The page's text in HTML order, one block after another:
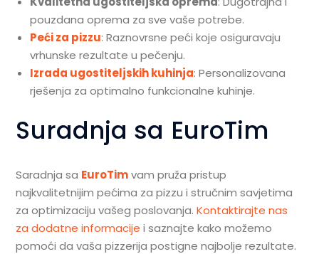
pouzdana oprema za sve vaše potrebe.
Peći za pizzu: Raznovrsne peći koje osiguravaju
vrhunske rezultate u pečenju.
Izrada ugostiteljskih kuhinja: Personalizovana
rješenja za optimalno funkcionalne kuhinje.
Suradnja sa EuroTim
Saradnja sa EuroTimvam pruža pristup
najkvalitetnijim pećima za pizzu i stručnim savjetima
za optimizaciju vašeg poslovanja.Kontaktirajte nas
za dodatne informacije i saznajte kako možemo
pomoći da vaša pizzerija postigne najbolje rezultate.